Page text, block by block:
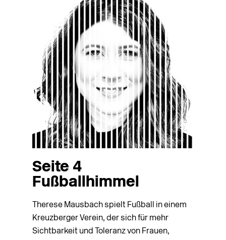
Seite 4
Fußballhimmel
Therese Mausbach spielt Fußball in einem
Kreuzberger Verein, der sich für mehr
Sichtbarkeit und Toleranz von Frauen,